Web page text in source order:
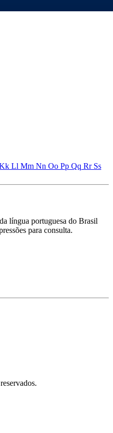
Ll Mm Nn Oo Pp Qq Rr Ss
língua portuguesa do Brasil
para consulta.